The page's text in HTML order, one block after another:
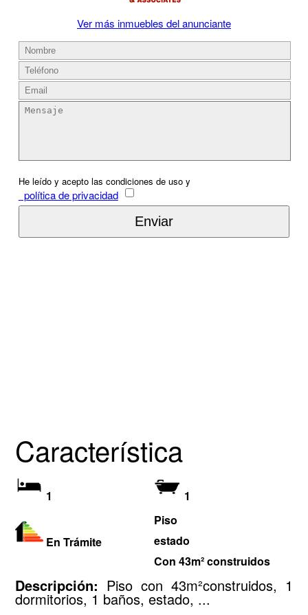
Ver más inmuebles del anunciante
He leído y acepto las condiciones de uso y
política de privacidad
Característica
1 1
En Trámite
Piso
estado
Con 43m² construidos
Descripción: Piso con 43m²construidos, 1
dormitorios, 1 baños, estado, ...